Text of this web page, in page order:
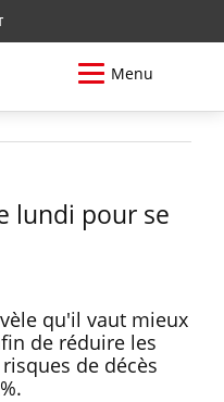
Menu
lundi pour se
qu'il vaut mieux
de réduire les
de décès